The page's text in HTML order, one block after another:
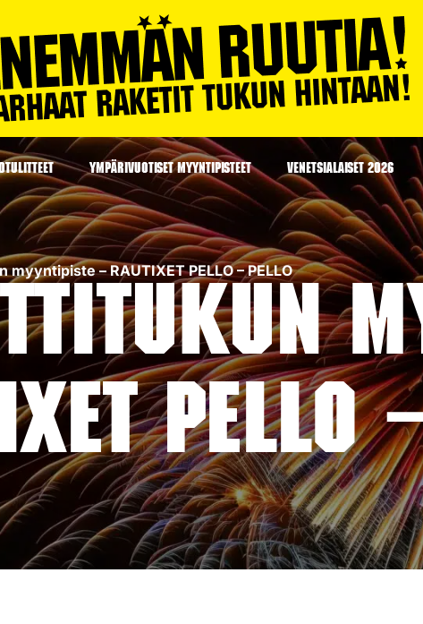
YMPÄRIVUOTISET MYYNTIPISTEET VENETSIALAISET 2026
myyntipiste – RAUTIXET PELLO – PELLO
PELLO